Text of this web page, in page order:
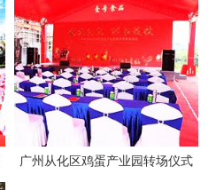
广州从化区鸡蛋产业园转场仪式